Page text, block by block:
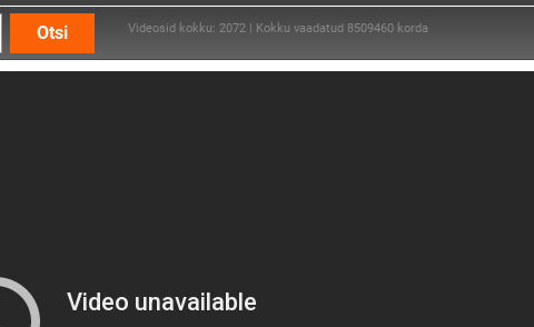
Otsi Videosid kokku: 2072 | Kokku vaadatud 8509460 korda